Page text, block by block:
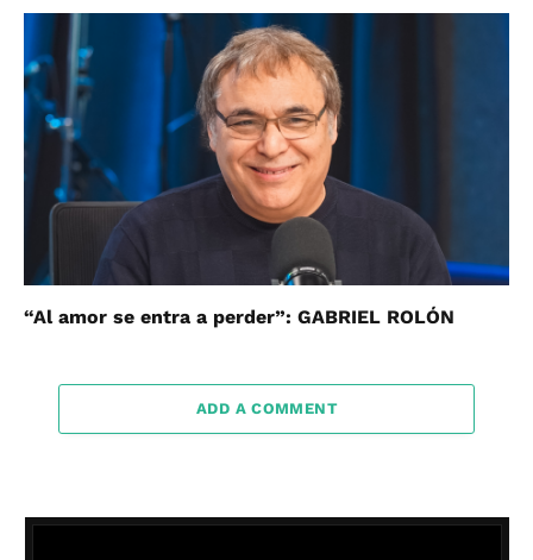
“Al amor se entra a perder”: GABRIEL ROLÓN
ADD A COMMENT